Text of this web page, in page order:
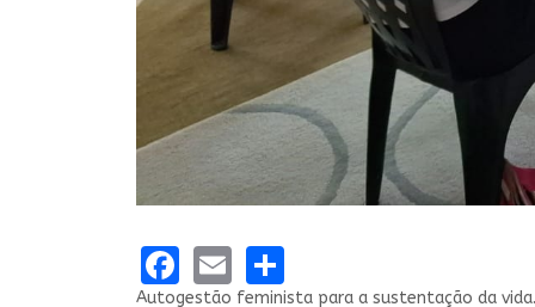
Facebook
Email
Autogestão feminista para a sustentação da vida.